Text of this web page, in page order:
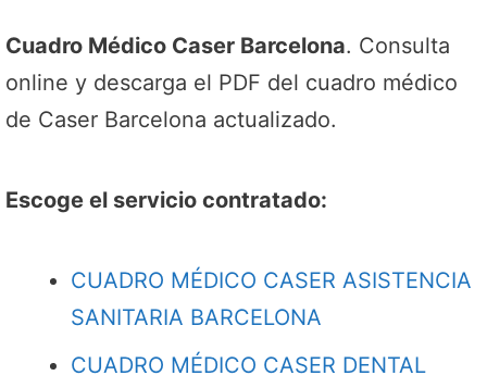
Cuadro Médico Caser Barcelona. Consulta
online y descarga el PDF del cuadro médico
de Caser Barcelona actualizado.
Escoge el servicio contratado:
CUADRO MÉDICO CASER ASISTENCIA
SANITARIA BARCELONA
CUADRO MÉDICO CASER DENTAL